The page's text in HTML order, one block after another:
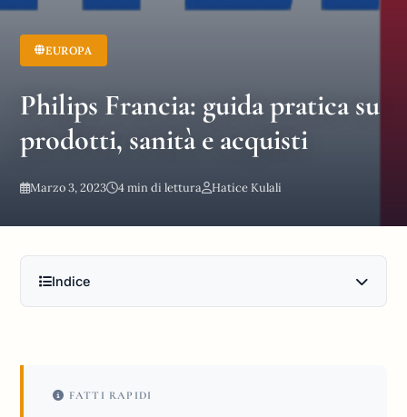
EUROPA
Philips Francia: guida pratica su
prodotti, sanità e acquisti
Marzo 3, 2023 4 min di lettura Hatice Kulali
Indice
FATTI RAPIDI